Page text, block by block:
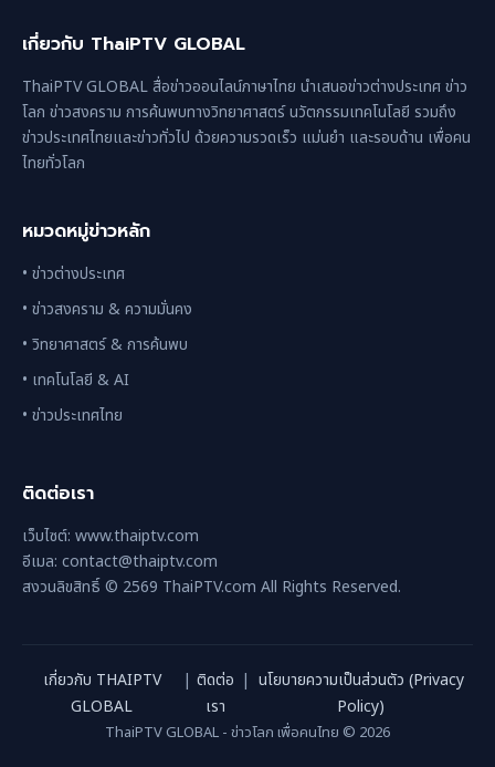
เกี่ยวกับ ThaiPTV GLOBAL
ThaiPTV GLOBAL สื่อข่าวออนไลน์ภาษาไทย นำเสนอข่าวต่างประเทศ ข่าว
โลก ข่าวสงคราม การค้นพบทางวิทยาศาสตร์ นวัตกรรมเทคโนโลยี รวมถึง
ข่าวประเทศไทยและข่าวทั่วไป ด้วยความรวดเร็ว แม่นยำ และรอบด้าน เพื่อคน
ไทยทั่วโลก
หมวดหมู่ข่าวหลัก
• ข่าวต่างประเทศ
• ข่าวสงคราม & ความมั่นคง
• วิทยาศาสตร์ & การค้นพบ
• เทคโนโลยี & AI
• ข่าวประเทศไทย
ติดต่อเรา
เว็บไซต์: www.thaiptv.com
อีเมล: contact@thaiptv.com
สงวนลิขสิทธิ์ © 2569 ThaiPTV.com All Rights Reserved.
เกี่ยวกับ THAIPTV
GLOBAL
| ติดต่อ
เรา
| นโยบายความเป็นส่วนตัว (Privacy
Policy)
ThaiPTV GLOBAL - ข่าวโลก เพื่อคนไทย © 2026